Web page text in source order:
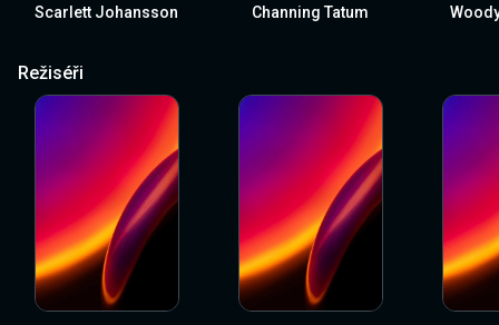
Scarlett Johansson Channing Tatum
Režiséři